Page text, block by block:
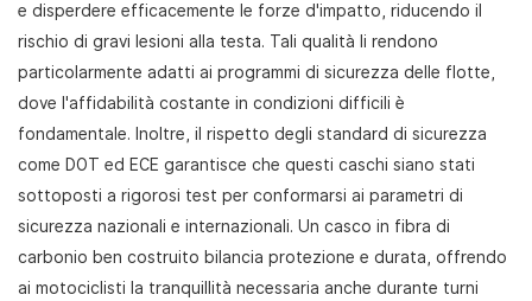
e disperdere efficacemente le forze d'impatto, riducendo il
rischio di gravi lesioni alla testa. Tali qualità li rendono
particolarmente adatti ai programmi di sicurezza delle flotte,
dove l'affidabilità costante in condizioni difficili è
fondamentale. Inoltre, il rispetto degli standard di sicurezza
come DOT ed ECE garantisce che questi caschi siano stati
sottoposti a rigorosi test per conformarsi ai parametri di
sicurezza nazionali e internazionali. Un casco in fibra di
carbonio ben costruito bilancia protezione e durata, offrendo
ai motociclisti la tranquillità necessaria anche durante turni